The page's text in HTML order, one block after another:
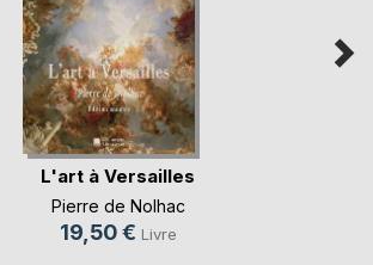
L'art à Versailles
Pierre de Nolhac
19,50 € Livre